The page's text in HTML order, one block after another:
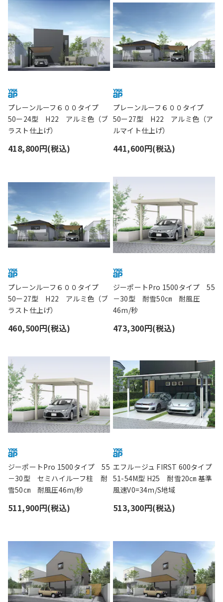
プレーンルーフ６００タイプ
50ー24型 H22 アルミ色（ブ
ラスト仕上げ）
418,800円(税込)
プレーンルーフ６００タイプ
50ー27型 H22 アルミ色（ア
ルマイト仕上げ）
441,600円(税込)
プレーンルーフ６００タイプ
50ー27型 H22 アルミ色（ブ
ラスト仕上げ）
460,500円(税込)
ジーポートPro 1500タイプ 55
－30型 耐雪50㎝ 耐風圧
46m/秒
473,300円(税込)
ジーポートPro 1500タイプ 55
－30型 セミハイルーフ柱 耐
雪50㎝ 耐風圧46m/秒
511,900円(税込)
エフルージュ FIRST 600タイプ
51-54M型 H25 耐雪20㎝ 基準
風速V0=34m/S地域
513,300円(税込)